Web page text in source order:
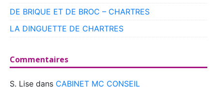
DE BRIQUE ET DE BROC – CHARTRES
LA DINGUETTE DE CHARTRES
Commentaires
S. Lise dans CABINET MC CONSEIL